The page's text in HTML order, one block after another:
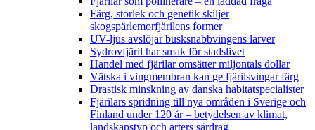
Färg, storlek och genetik skiljer
skogspärlemorfjärilens former
UV-ljus avslöjar busksnabbvingens larver
Sydrovfjäril har smak för stadslivet
Handel med fjärilar omsätter miljontals dollar
Vätska i vingmembran kan ge fjärilsvingar färg
Drastisk minskning av danska habitatspecialister
Fjärilars spridning till nya områden i Sverige och
Finland under 120 år– betydelsen av klimat,
landskapstyp och arters särdrag